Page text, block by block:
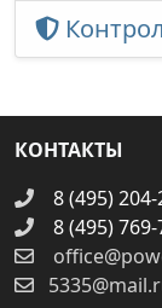
КОНТАКТЫ
8 (495)
8 (495)